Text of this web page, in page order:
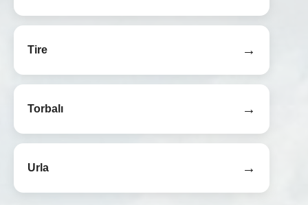
Tire →
Torbalı →
Urla →